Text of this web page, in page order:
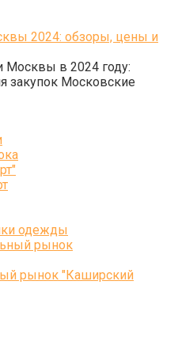
2024: обзоры, цены и
в 2024 году:
закупок Московские
одежды
рынок
рынок "Каширский